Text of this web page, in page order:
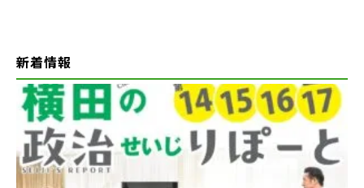
新着情報